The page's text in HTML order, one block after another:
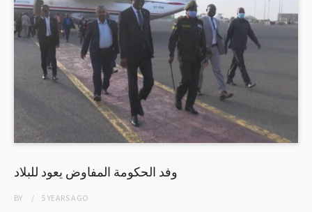
وفد الحكومة المفاوض يعود للبلاد
BY 5 YEARSAGO